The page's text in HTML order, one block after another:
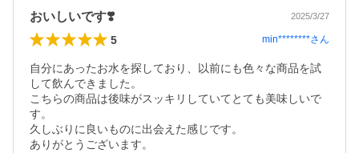
おいしいです❣️ 2025/3/27
5 min********さん
自分にあったお水を探しており、以前にも色々な商品を試
して飲んできました。
こちらの商品は後味がスッキリしていてとても美味しいで
す。
久しぶりに良いものに出会えた感じです。
ありがとうございます。